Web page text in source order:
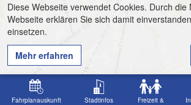
Fahrplanauskunft Stadtinfos
Freizeit &
Diese Webseite verwendet Cookies. Durch die
Webseite erklären Sie sich damit
einsetzen.
Mehr erfahren